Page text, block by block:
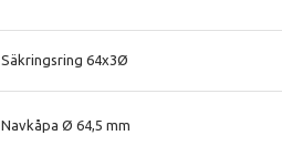
Säkringsring 64x3Ø
Navkåpa Ø 64,5 mm